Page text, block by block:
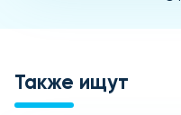
Также ищут